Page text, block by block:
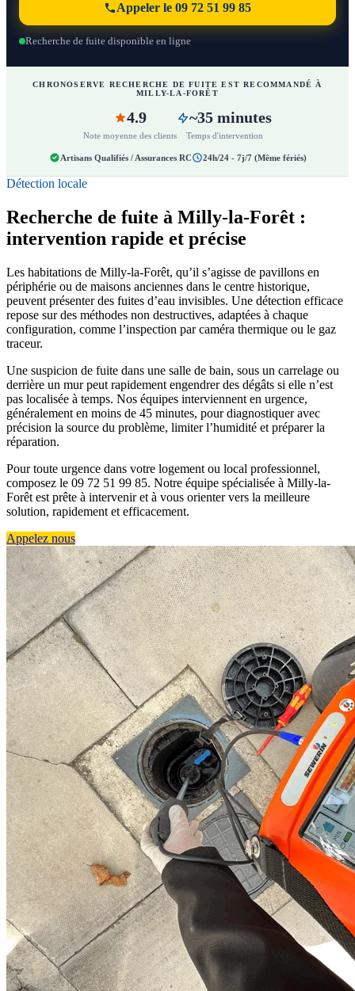
Appeler le 09 72 51 99 85
Recherche de fuite disponible en ligne
CHRONOSERVE RECHERCHE DE FUITE EST RECOMMANDÉ À
MILLY-LA-FORÊT
4.9
Note moyenne des clients
~35 minutes
Temps d'intervention
Artisans Qualifiés / Assurances RC 24h/24 - 7j/7 (Même fériés)
Détection locale
Recherche de fuite à Milly-la-Forêt :
intervention rapide et précise
Les habitations de Milly-la-Forêt, qu’il s’agisse de pavillons en
périphérie ou de maisons anciennes dans le centre historique,
peuvent présenter des fuites d’eau invisibles. Une détection efficace
repose sur des méthodes non destructives, adaptées à chaque
configuration, comme l’inspection par caméra thermique ou le gaz
traceur.
Une suspicion de fuite dans une salle de bain, sous un carrelage ou
derrière un mur peut rapidement engendrer des dégâts si elle n’est
pas localisée à temps. Nos équipes interviennent en urgence,
généralement en moins de 45 minutes, pour diagnostiquer avec
précision la source du problème, limiter l’humidité et préparer la
réparation.
Pour toute urgence dans votre logement ou local professionnel,
composez le 09 72 51 99 85. Notre équipe spécialisée à Milly-la-
Forêt est prête à intervenir et à vous orienter vers la meilleure
solution, rapidement et efficacement.
Appelez nous